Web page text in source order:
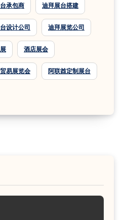
承包商 迪拜展台搭建
设计公司 迪拜展览公司
酒店展会
易展览会 阿联酋定制展台